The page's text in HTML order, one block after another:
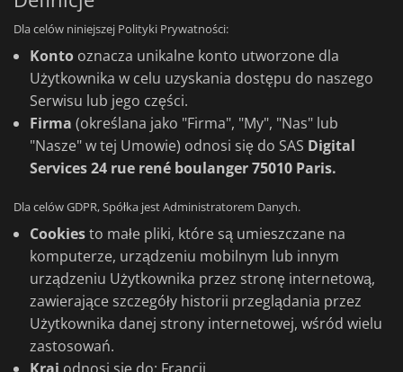
Dla celów niniejszej Polityki Prywatności:
Kontooznacza unikalne konto utworzone dla
Użytkownika w celu uzyskania dostępu do naszego
Serwisu lub jego części.
Firma (określana jako "Firma", "My", "Nas" lub
"Nasze" w tej Umowie) odnosi się do SAS Digital
Services 24 rue rené boulanger 75010 Paris.
Dla celów GDPR, Spółka jest Administratorem Danych.
Cookiesto małe pliki, które są umieszczane na
komputerze, urządzeniu mobilnym lub innym
urządzeniu Użytkownika przez stronę internetową,
zawierające szczegóły historii przeglądania przez
Użytkownika danej strony internetowej, wśród wielu
zastosowań.